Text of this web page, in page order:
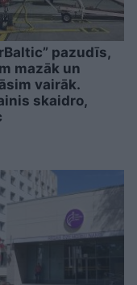
pazudīs,
mazāk un
vairāk.
skaidro,